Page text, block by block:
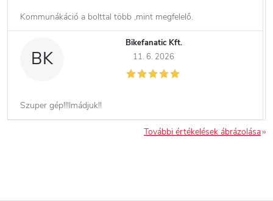
Kommunákáció a bolttal több ,mint megfelelő.
BK
Bikefanatic Kft.
11. 6. 2026
Szuper gép!!!Imádjuk!!
További értékelések ábrázolása